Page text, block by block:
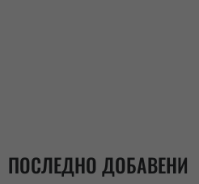
ПОСЛЕДНО ДОБАВЕНИ